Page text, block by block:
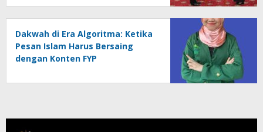
Generasi Muda
Dakwah di Era Algoritma: Ketika
Pesan Islam Harus Bersaing
dengan Konten FYP